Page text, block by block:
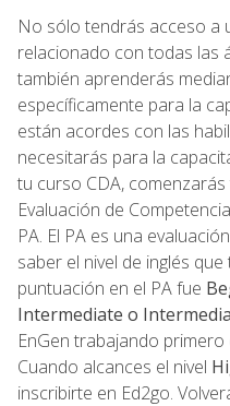
No sólo tendrás acceso a
relacionado con todas las
también aprenderás
específicamente para la
están acordes con las
necesitarás para la
tu curso CDA,
Evaluación de
PA. El PA es una
saber el nivel de inglés
puntuación en el PA fue
Intermediate o
EnGen trabajando
Cuando alcances el nivel
inscribirte en Ed2go.